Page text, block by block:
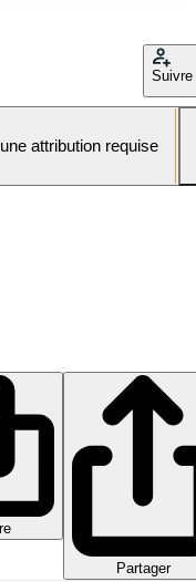
Suivre
attribution requise
Partager